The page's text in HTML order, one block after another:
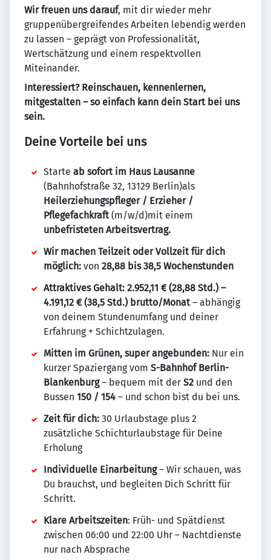
Wir freuen uns darauf, mit dir wieder mehr
gruppenübergreifendes Arbeiten lebendig werden
zu lassen – geprägt von Professionalität,
Wertschätzung und einem respektvollen
Miteinander.
Interessiert? Reinschauen, kennenlernen,
mitgestalten – so einfach kann dein Start bei uns
sein.
Deine Vorteile bei uns
Starte ab sofort im Haus Lausanne
(Bahnhofstraße 32, 13129 Berlin)als
Heilerziehungspfleger / Erzieher /
Pflegefachkraft(m/w/d)mit einem
unbefristeten Arbeitsvertrag.
Wir machen Teilzeit oder Vollzeit für dich
möglich: von 28,88 bis 38,5 Wochenstunden
Attraktives Gehalt: 2.952,11 € (28,88 Std.) –
4.191,12 € (38,5 Std.) brutto/Monat– abhängig
von deinem Stundenumfang und deiner
Erfahrung + Schichtzulagen.
Mitten im Grünen, super angebunden: Nur ein
kurzer Spaziergang vom S-Bahnhof Berlin-
Blankenburg– bequem mit der S2 und den
Bussen 150 / 154 – und schon bist du bei uns.
Zeit für dich: 30 Urlaubstage plus 2
zusätzliche Schichturlaubstage für Deine
Erholung
Individuelle Einarbeitung– Wir schauen, was
Du brauchst, und begleiten Dich Schritt für
Schritt.
Klare Arbeitszeiten: Früh- und Spätdienst
zwischen 06:00 und 22:00 Uhr – Nachtdienste
nur nach Absprache